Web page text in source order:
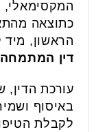
המקסימאלי,
כתוצאה
הראשון,
דין
עורכת הדין,
באיסוף
לקבלת